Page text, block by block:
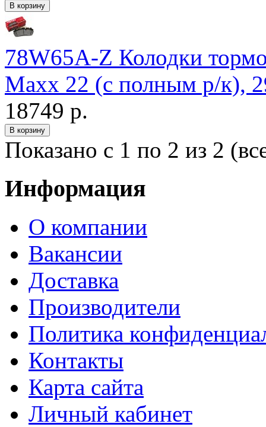
78W65A-Z Колодки
Maxx 22 (с полным р/к),
18749 р.
Показано с 1 по 2 из 2
Информация
О компании
Вакансии
Доставка
Производители
Политика
Контакты
Карта сайта
Личный кабинет